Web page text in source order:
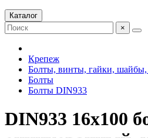
Каталог
×
Крепеж
Болты, винты, гайки,
Болты
Болты DIN933
DIN933 16х100